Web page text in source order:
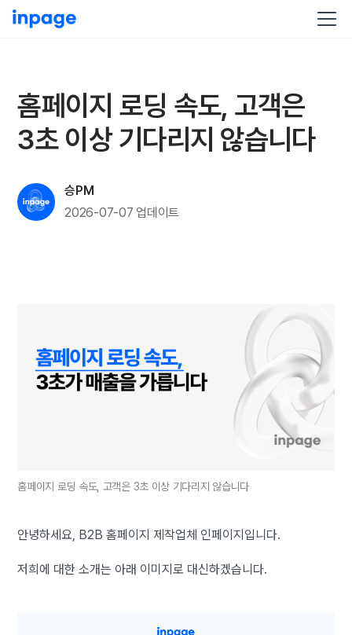
홈페이지 로딩 속도, 고객은
3초 이상 기다리지 않습니다
승PM
2026-07-07 업데이트
홈페이지 로딩 속도, 고객은 3초 이상 기다리지 않습니다
안녕하세요, B2B 홈페이지 제작업체 인페이지입니다.
저희에 대한 소개는 아래 이미지로 대신하겠습니다.